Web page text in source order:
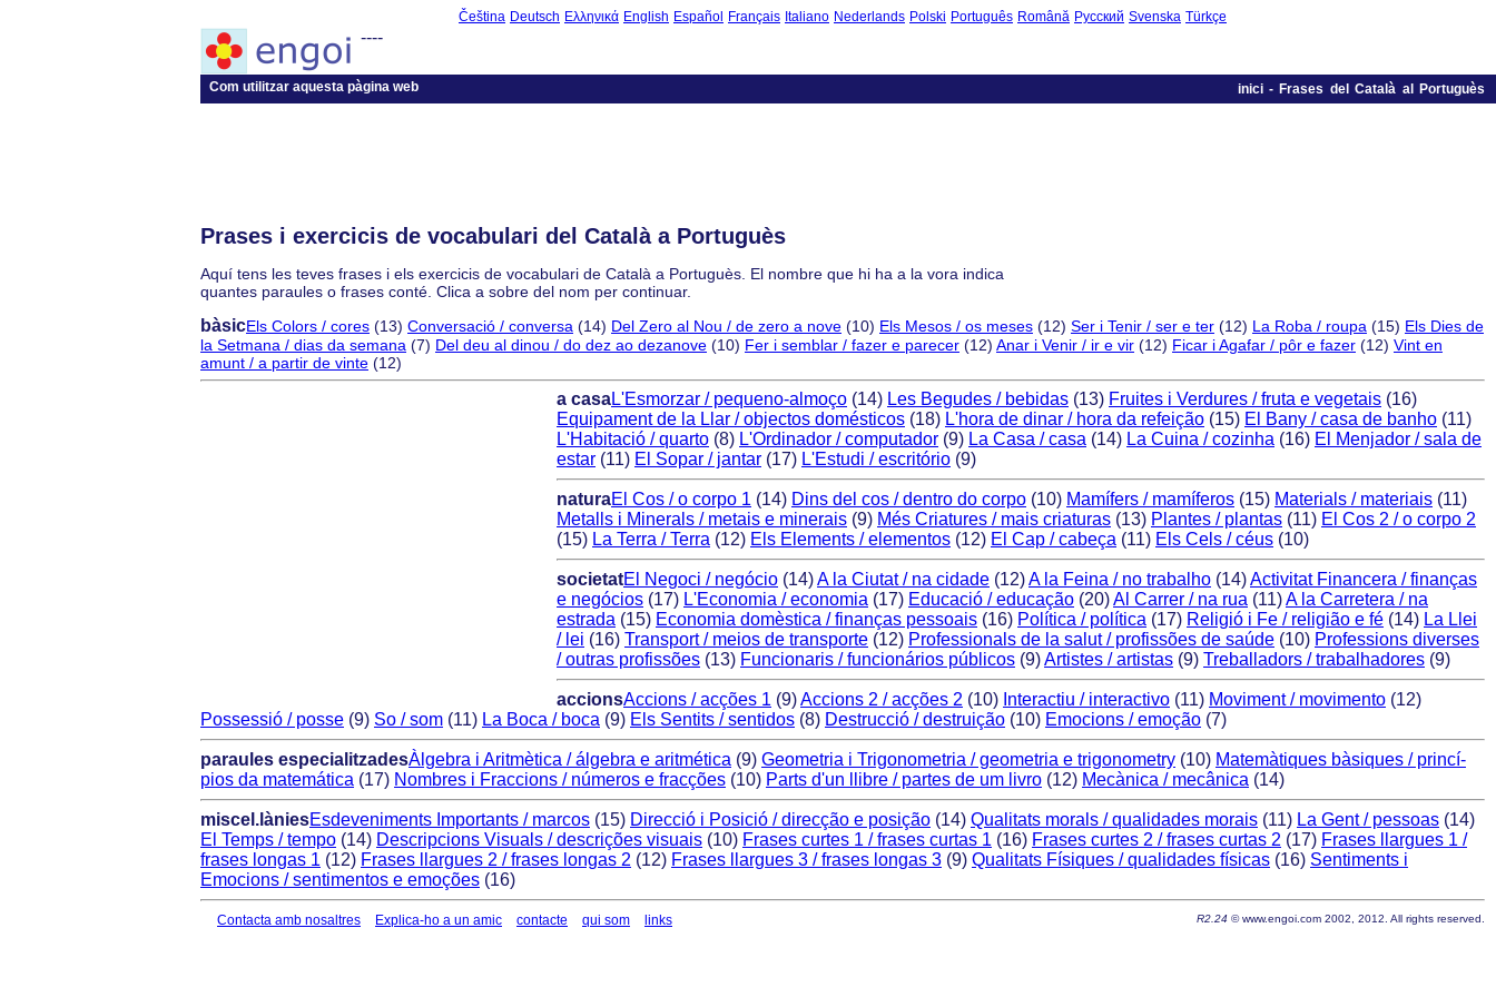
Čeština Deutsch Ελληνικά English Español Français Italiano Nederlands Polski Português Română Русский Svenska Türkçe
----
Com utilitzar aquesta pàgina web inici- Frases del Català al Portuguès
Prases i exercicis de vocabulari del Català a Portuguès
Aquí tens les teves frases i els exercicis de vocabulari de Català a Portuguès. El nombre que hi ha a la vora indica
quantes paraules o frases conté. Clica a sobre del nom per continuar.
bàsicEls Colors / cores (13) Conversació / conversa (14) Del Zero al Nou / de zero a nove (10) Els Mesos / os meses (12) Ser i Tenir / ser e ter (12) La Roba / roupa (15) Els Dies de
la Setmana / dias da semana (7) Del deu al dinou / do dez ao dezanove (10) Fer i semblar / fazer e parecer (12) Anar i Venir / ir e vir (12) Ficar i Agafar / pôr e fazer (12) Vint en
amunt / a partir de vinte (12)
a casaL'Esmorzar / pequeno-almoço (14) Les Begudes / bebidas (13) Fruites i Verdures / fruta e vegetais (16)
Equipament de la Llar / objectos domésticos (18) L'hora de dinar / hora da refeição (15) El Bany / casa de banho (11)
L'Habitació / quarto (8) L'Ordinador / computador (9) La Casa / casa (14) La Cuina / cozinha (16) El Menjador / sala de
estar (11) El Sopar / jantar (17) L'Estudi / escritório (9)
naturaEl Cos / o corpo 1 (14) Dins del cos / dentro do corpo (10) Mamífers / mamí­feros (15) Materials / materiais (11)
Metalls i Minerals / metais e minerais (9) Més Criatures / mais criaturas (13) Plantes / plantas (11) El Cos 2 / o corpo 2
(15) La Terra / Terra (12) Els Elements / elementos (12) El Cap / cabeça (11) Els Cels / céus (10)
societatEl Negoci / negócio (14)A la Ciutat / na cidade (12)A la Feina / no trabalho (14)Activitat Financera / finanças
e negócios (17) L'Economia / economia (17) Educació / educação (20)Al Carrer / na rua (11)A la Carretera / na
estrada (15) Economia domèstica / finanças pessoais (16) Política / polí­tica (17) Religió i Fe / religião e fé (14) La Llei
/ lei (16) Transport / meios de transporte (12) Professionals de la salut / profissões de saúde (10) Professions diverses
/ outras profissões (13) Funcionaris / funcionários públicos (9)Artistes / artistas (9) Treballadors / trabalhadores (9)
accionsAccions / acções 1 (9)Accions 2 / acções 2 (10) Interactiu / interactivo (11) Moviment / movimento (12)
Possessió / posse (9) So / som (11) La Boca / boca (9) Els Sentits / sentidos (8) Destrucció / destruição (10) Emocions / emoção (7)
paraules especialitzadesÀlgebra i Aritmètica / álgebra e aritmética (9) Geometria i Trigonometria / geometria e trigonometry (10) Matemàtiques bàsiques / princí­
pios da matemática (17) Nombres i Fraccions / números e fracções (10) Parts d'un llibre / partes de um livro (12) Mecànica / mecânica (14)
miscel.làniesEsdeveniments Importants / marcos (15) Direcció i Posició / direcção e posição (14) Qualitats morals / qualidades morais (11) La Gent / pessoas (14)
El Temps / tempo (14) Descripcions Visuals / descrições visuais (10) Frases curtes 1 / frases curtas 1 (16) Frases curtes 2 / frases curtas 2 (17) Frases llargues 1 /
frases longas 1 (12) Frases llargues 2 / frases longas 2 (12) Frases llargues 3 / frases longas 3 (9) Qualitats Físiques / qualidades fí­sicas (16) Sentiments i
Emocions / sentimentos e emoções (16)
Contacta amb nosaltres Explica-ho a un amic contacte qui som links R2.24 © www.engoi.com 2002, 2012. All rights reserved.